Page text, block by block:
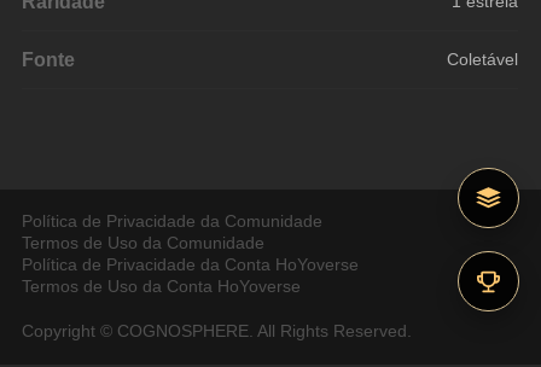
Fonte Coletável
Política de Privacidade da Comunidade
Termos de Uso da Comunidade
Política de Privacidade da Conta HoYoverse
Termos de Uso da Conta HoYoverse
Copyright © COGNOSPHERE. All Rights Reserved.